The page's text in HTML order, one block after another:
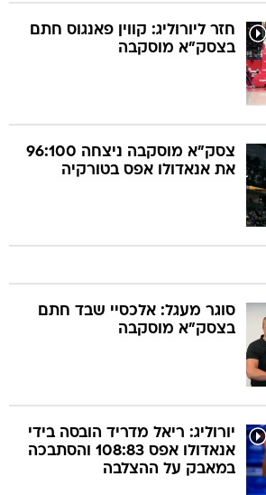
חזר ליורוליג: קווין פאנגוס חתם
בצסק"א מוסקבה
צסק"א מוסקבה ניצחה 96:100
את אנאדולו אפס בטורקיה
סוגר מעגל: אלכסיי שבד חתם
בצסק"א מוסקבה
יורוליג: ריאל מדריד הובסה בידי
אנאדולו אפס 108:83 והסתבכה
במאבק על ההצלבה